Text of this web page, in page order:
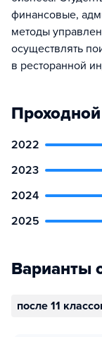
финансовые,
методы
осуществлять
в ресторанной
2022
2023
2024
2025
Варианты
после 11